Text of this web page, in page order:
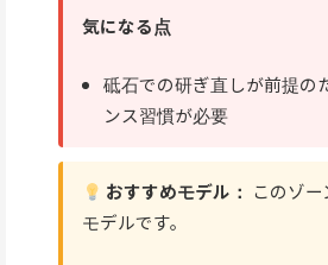
気になる点
砥石での研ぎ直しが前提の
ンス習慣が必要
おすすめモデル： このゾ
モデルです。